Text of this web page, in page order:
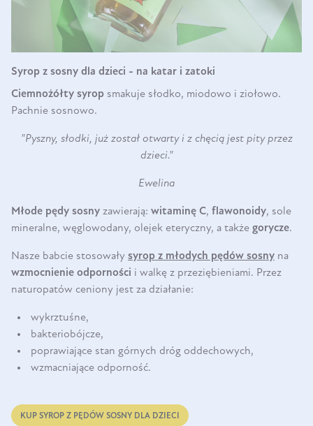
Syrop z sosny dla dzieci - na katar i zatoki
Ciemnożółty syrop smakuje słodko, miodowo i ziołowo.
Pachnie sosnowo.
"Pyszny, słodki, już został otwarty i z chęcią jest pity przez
dzieci."
Ewelina
Młode pędy sosny zawierają: witaminę C, flawonoidy, sole
mineralne, węglowodany, olejek eteryczny, a także gorycze.
Nasze babcie stosowały syrop z młodych pędów sosny na
wzmocnienie odporności i walkę z przeziębieniami. Przez
naturopatów ceniony jest za działanie:
wykrztuśne,
bakteriobójcze,
poprawiające stan górnych dróg oddechowych,
wzmacniające odporność.
KUP SYROP Z PĘDÓW SOSNY DLA DZIECI